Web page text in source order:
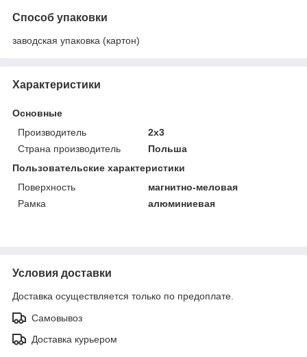
Способ упаковки
заводская упаковка (картон)
Характеристики
Основные
Производитель
2х3
Страна производитель
Польша
Пользовательские характеристики
Поверхность
магнитно-меловая
Рамка
алюминиевая
Условия доставки
Доставка осуществляется только по предоплате.
Самовывоз
Доставка курьером